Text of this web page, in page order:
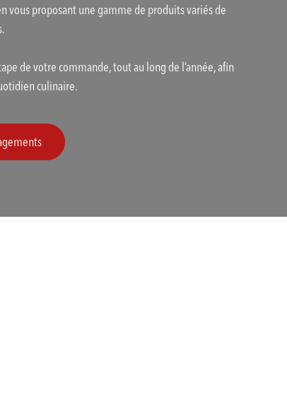
vous proposant une gamme de produits variés de
de votre commande, tout au long de l’année, afin
culinaire.